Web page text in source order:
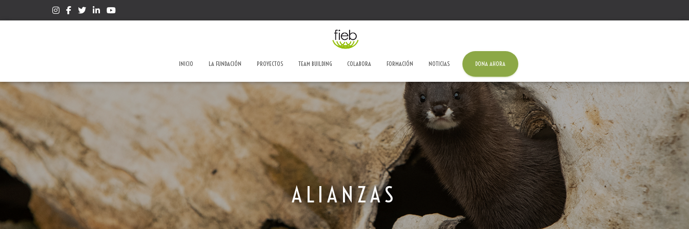
INICIO LA FUNDACIÓN PROYECTOS TEAM BUILDING COLABORA FORMACIÓN NOTICIAS DONA AHORA
ALIANZAS